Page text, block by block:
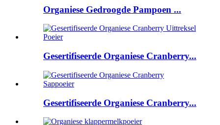
Organiese Gedroogde Pampoen ...
Gesertifiseerde Organiese Cranberry...
Gesertifiseerde Organiese Cranberry...